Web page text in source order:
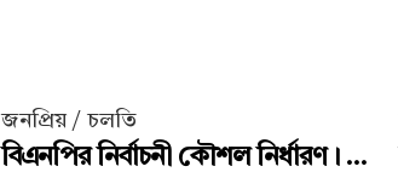
জনপ্রিয় / চলতি
বিএনপির নির্বাচনী কৌশল নির্ধারণ। ...